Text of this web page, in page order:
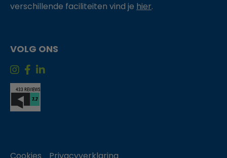
verschillende faciliteiten vind je hier.
VOLG ONS